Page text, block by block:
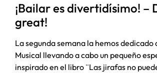
¡Bailar es divertidísimo! –
great!
La segunda semana la hemos dedicado
Musical llevando a cabo un pequeño
inspirado en el libro ¨Las jirafas no